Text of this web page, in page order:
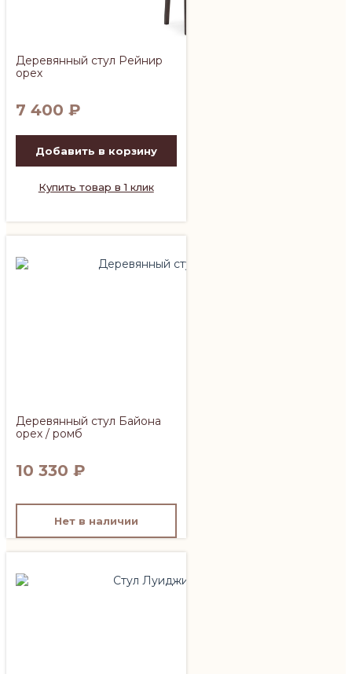
Деревянный стул Рейнир
орех
7 400 ₽
Добавить в корзину
Купить товар в 1 клик
Деревянный стул Байона
орех / ромб
10 330 ₽
Нет в наличии